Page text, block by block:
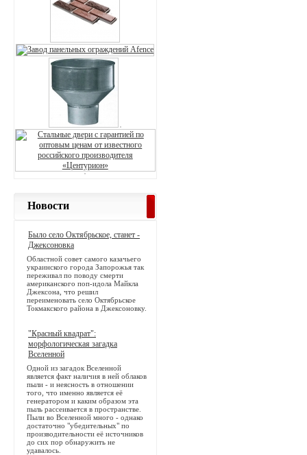
Новости
Было село Октябрьское, станет -
Джексоновка
Областной совет самого казачьего
украинского города Запорожья так
переживал по поводу смерти
американского поп-идола Майкла
Джексона, что решил
переименовать село Октябрьское
Токмакского района в Джексоновку.
"Красный квадрат":
морфологическая загадка
Вселенной
Одной из загадок Вселенной
является факт наличия в ней облаков
пыли - и неясность в отношении
того, что именно является её
генератором и каким образом эта
пыль рассеивается в пространстве.
Пыли во Вселенной много - однако
достаточно "убедительных" по
производительности её источников
до сих пор обнаружить не
удавалось.